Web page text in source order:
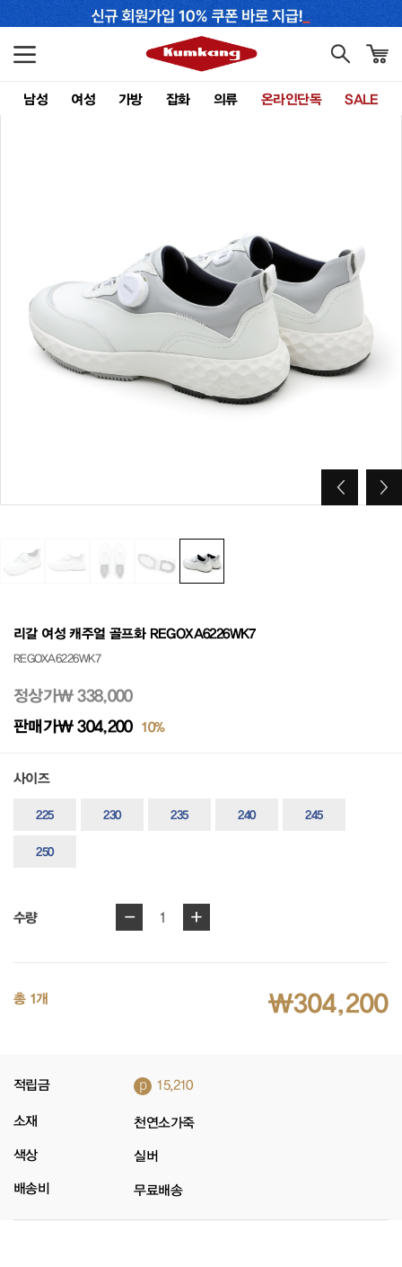
남성 여성 가방 잡화 의류 온라인단독 SALE
리갈 여성 캐주얼 골프화 REGOXA6226WK7
REGOXA6226WK7
정상가₩ 338,000
판매가₩ 304,200 10%
사이즈
225 230 235 240 245
250
수량 - 1 +
총 1개 ₩304,200
적립금 p 15,210
소재 천연소가죽
색상 실버
배송비 무료배송